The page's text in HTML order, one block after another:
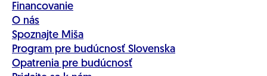
Financovanie
O nás
Spoznajte Miša
Program pre budúcnosť Slovenska
Opatrenia pre budúcnosť